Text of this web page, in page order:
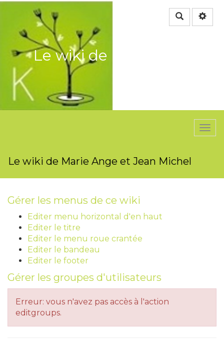
Rechercher
Le wiki de Marie Ange et
Le wiki de Marie Ange et Jean Michel
Gérer les menus de ce wiki
Editer menu horizontal d'en haut
Editer le titre
Editer le menu roue crantée
Editer le bandeau
Editer le footer
Gérer les groupes d'utilisateurs
Erreur: vous n'avez pas accès à l'action
editgroups.